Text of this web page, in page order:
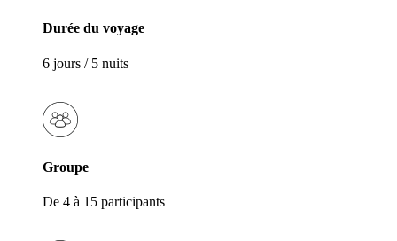
Durée du voyage
6 jours / 5 nuits
Groupe
De 4 à 15 participants